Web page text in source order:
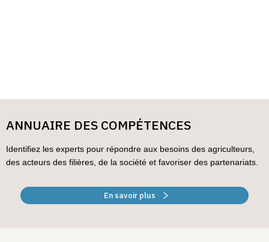
ANNUAIRE DES COMPÉTENCES
Identifiez les experts pour répondre aux besoins des agriculteurs,
des acteurs des filières, de la société et favoriser des partenariats.
En savoir plus